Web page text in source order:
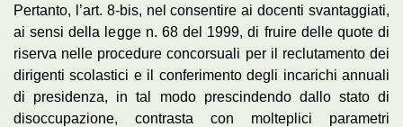
Pertanto, l’art. 8-bis, nel consentire ai docenti svantaggiati,
ai sensi della legge n. 68 del 1999, di fruire delle quote di
riserva nelle procedure concorsuali per il reclutamento dei
dirigenti scolastici e il conferimento degli incarichi annuali
di presidenza, in tal modo prescindendo dallo stato di
disoccupazione, contrasta con molteplici parametri